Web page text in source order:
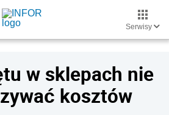
Serwisy
w sklepach nie
kosztów